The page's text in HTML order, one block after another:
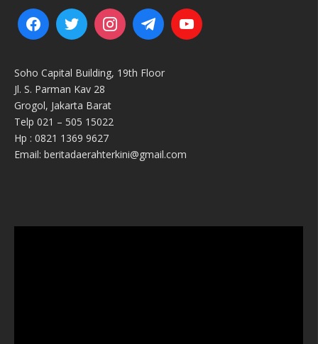
Soho Capital Building, 19th Floor
Jl. S. Parman Kav 28
Grogol, Jakarta Barat
Telp 021 – 505 15022
Hp : 0821 1369 9627
Email: beritadaerahterkini@gmail.com